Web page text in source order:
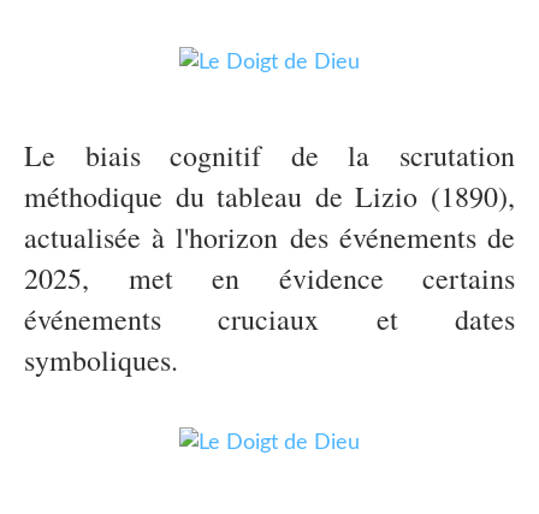
Le biais cognitif de la scrutation
méthodique du tableau de Lizio (1890),
actualisée à l'horizon des événements de
2025, met en évidence certains
événements cruciaux et dates
symboliques.